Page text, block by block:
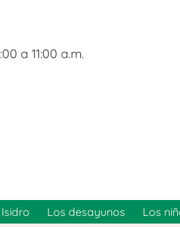
a 11:00 a.m.
Los desayunos Los